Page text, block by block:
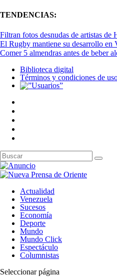
TENDENCIAS:
Filtran fotos desnudas de artistas de
El Rugby mantiene su desarrollo en
Comer 5 almendras antes de beber
Biblioteca digital
Términos y condiciones de
Actualidad
Venezuela
Sucesos
Economía
Deporte
Mundo
Mundo Click
Espectáculo
Columnistas
Seleccionar página